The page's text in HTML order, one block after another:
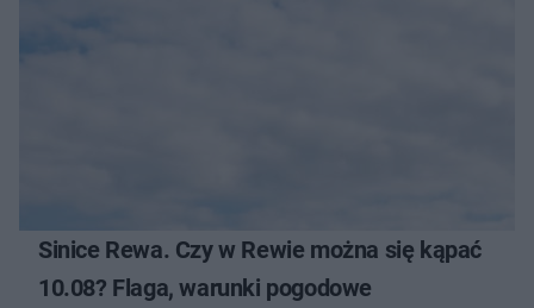
Sinice Rewa. Czy w Rewie można się kąpać
10.08? Flaga, warunki pogodowe